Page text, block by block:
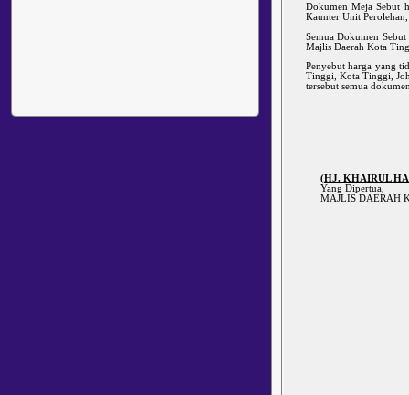
Dokumen Meja Sebut
Kaunter Unit
Semua Dokumen
Majlis Daerah Kota
Penyebut harga yang
Tinggi, Kota Tinggi,
tersebut semua
(HJ. KHAIRUL
Yang Dipertua,
MAJLIS DAERAH